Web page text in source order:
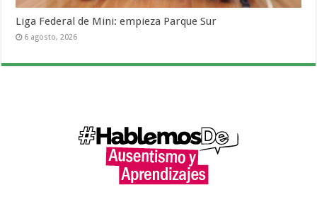
Liga Federal de Mini: empieza Parque Sur
6 agosto, 2026